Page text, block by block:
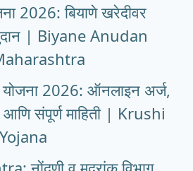
2026: बियाणे खरेदीवर
| Biyane Anudan
योजना 2026: ऑनलाइन अर्ज,
आणि संपूर्ण माहिती | Krushi